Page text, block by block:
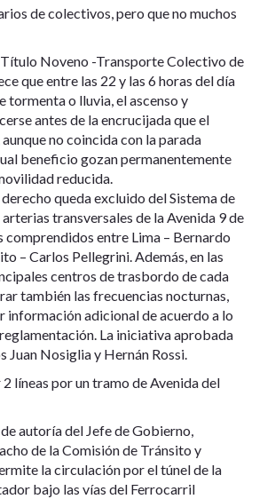
de colectivos, pero que no muchos
Título Noveno -Transporte Colectivo de
que entre las 22 y las 6 horas del día
tormenta o lluvia, el ascenso y
antes de la encrucijada que el
no coincida con la parada
beneficio gozan permanentemente
reducida.
queda excluido del Sistema de
transversales de la Avenida 9 de
comprendidos entre Lima – Bernardo
– Carlos Pellegrini. Además, en las
centros de trasbordo de cada
también las frecuencias nocturnas,
información adicional de acuerdo a lo
La iniciativa aprobada
Juan Nosiglia y Hernán Rossi.
líneas por un tramo de Avenida del
autoría del Jefe de Gobierno,
de la Comisión de Tránsito y
la circulación por el túnel de la
bajo las vías del Ferrocarril